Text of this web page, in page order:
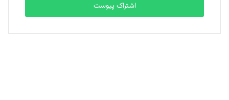
بابک نقاش
تحریریه
اشتراک پیوست